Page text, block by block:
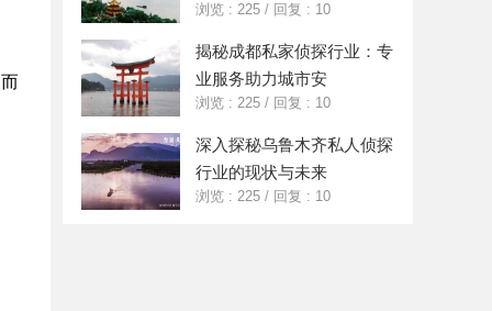
浏览 : 225 / 回复 : 10
揭秘成都私家侦探行业：专
业服务助力城市安
浏览 : 225 / 回复 : 10
深入探秘乌鲁木齐私人侦探
行业的现状与未来
浏览 : 225 / 回复 : 10